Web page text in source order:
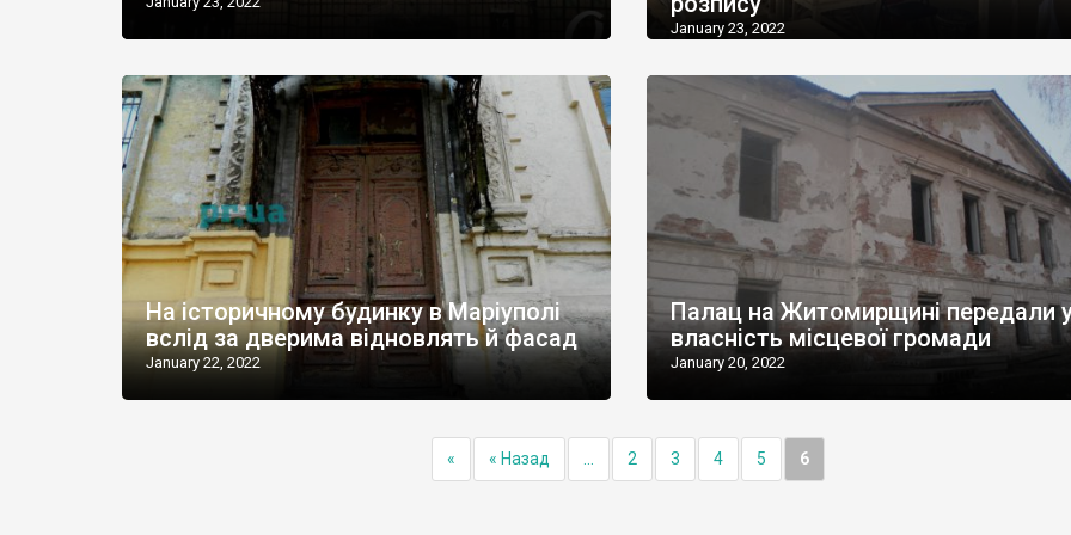
January 23, 2022
На історичному будинку в Маріуполі
вслід за дверима відновлять й фасад
January 22, 2022
Палац на Житомирщині передали
власність місцевої громади
January 20, 2022
« « Назад ... 2 3 4 5 6